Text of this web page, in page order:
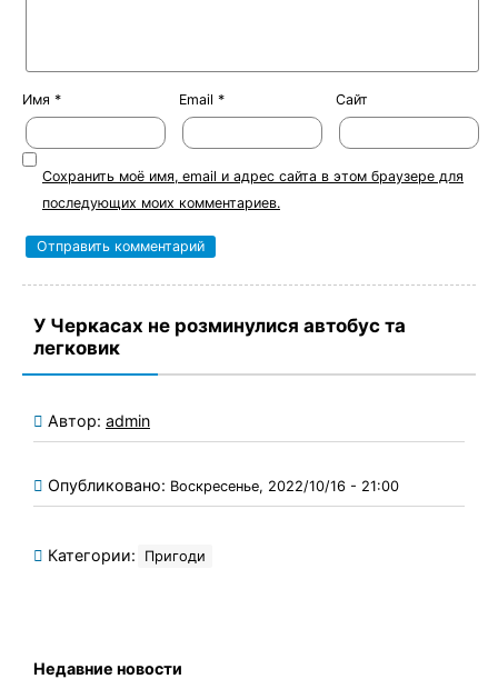
Имя * Email * Сайт
Сохранить моё имя, email и адрес сайта в этом браузере для
последующих моих комментариев.
У Черкасах не розминулися автобус та
легковик
Автор: admin
Опубликовано: Воскресенье, 2022/10/16 - 21:00
Категории: Пригоди
Недавние новости